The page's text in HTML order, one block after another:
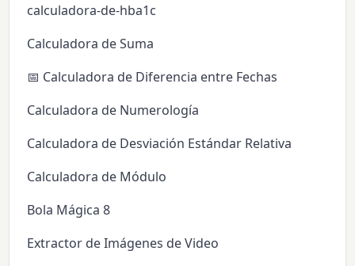
calculadora-de-hba1c
Calculadora de Suma
📅 Calculadora de Diferencia entre Fechas
Calculadora de Numerología
Calculadora de Desviación Estándar Relativa
Calculadora de Módulo
Bola Mágica 8
Extractor de Imágenes de Video